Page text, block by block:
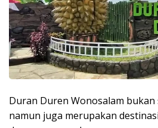
Duran Duren Wonosalam
namun juga merupakan